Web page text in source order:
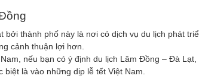
thành phố này là nơi có dịch vụ du lịch phát
cảnh thuận lợi hơn.
nếu bạn có ý định du lịch Lâm Đồng – Đà
là vào những dịp lễ tết Việt Nam.